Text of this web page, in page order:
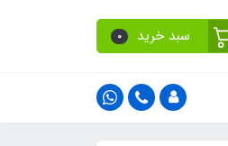
سبد خرید 0